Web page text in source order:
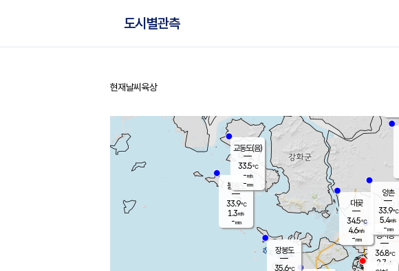
도시별관측
홈
현재날씨 육상
볼음도
33.9℃
1.3m/s
-mm
장봉도
35.6℃
경서동
36.8℃
2.7 m/s
대곶
34.5℃
4.6m/s
-mm
양촌
33.9℃
5.4m/s
-mm
교동도(음)
33.5℃
-m/s
-mm